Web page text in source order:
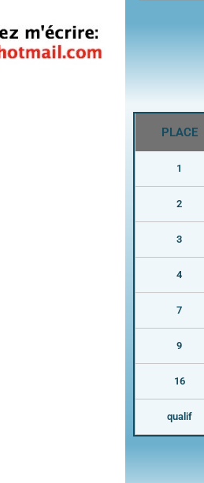
PLACE
1
2
3
4
7
9
16
qualif